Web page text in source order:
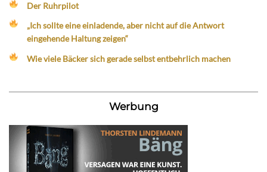
Der Ruhrpilot
„Ich sollte eine einladende, aber nicht auf die Antwort
eingehende Haltung zeigen“
Wie viele Bäcker sich gerade selbst entbehrlich machen
Werbung